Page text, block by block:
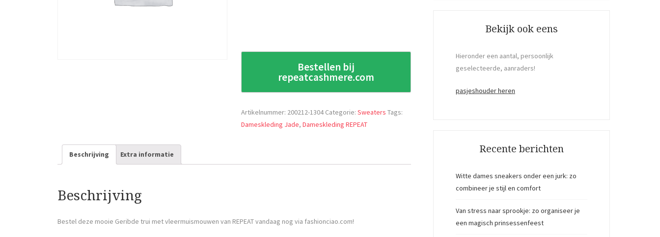
Bestellen bij
repeatcashmere.com
Artikelnummer: 200212-1304Categorie:Sweaters Tags:
Dameskleding Jade,Dameskleding REPEAT
Beschrijving Extra informatie
Beschrijving
Bestel deze mooie Geribde trui met vleermuismouwen van REPEAT vandaag nog via fashionciao.com!
Bekijk ook eens
Hieronder een aantal, persoonlijk
geselecteerde, aanraders!
pasjeshouder heren
Recente berichten
Witte dames sneakers onder een jurk: zo
combineer je stijl en comfort
Van stress naar sprookje: zo organiseer je
een magisch prinsessenfeest